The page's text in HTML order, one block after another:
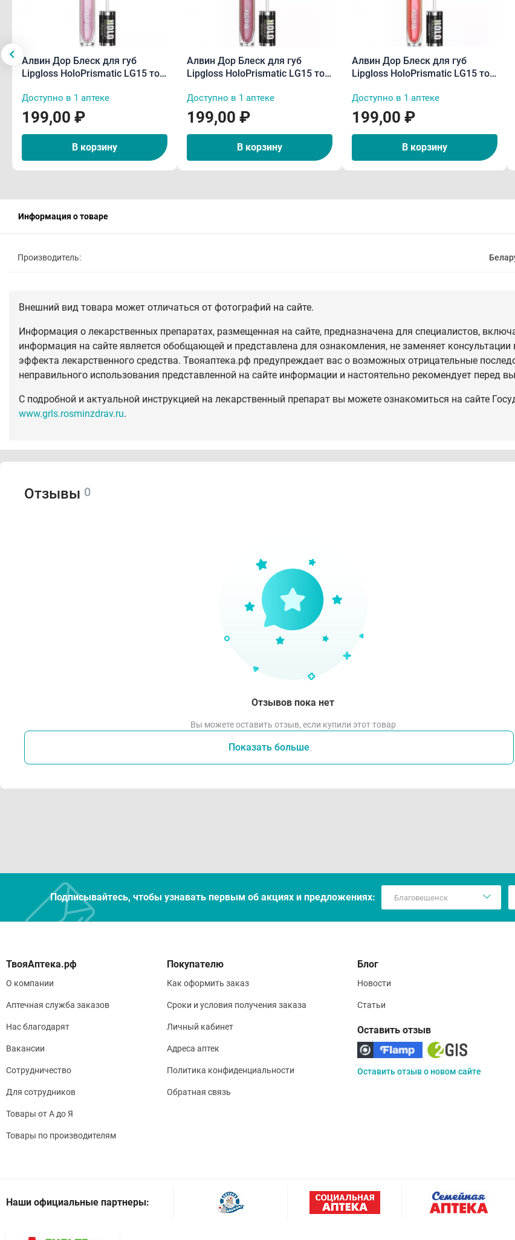
Алвин Дор Блеск для губ
Lipgloss HoloPrismatic LG15 тон
Доступно в 1 аптеке
199,00 ₽
В корзину
Алвин Дор Блеск для губ
Lipgloss HoloPrismatic LG15 тон
Доступно в 1 аптеке
199,00 ₽
В корзину
Алвин Дор Блеск для губ
Lipgloss HoloPrismatic LG15 тон
Доступно в 1 аптеке
199,00 ₽
В корзину
Информация о товаре
Производитель:
Внешний вид товара может отличаться от фотографий на сайте.
Информация о лекарственных препаратах, размещенная на сайте, предназначена для специалистов,
информация на сайте является обобщающей и представлена для ознакомления, не заменяет
эффекта лекарственного средства. Твояаптека.рф предупреждает вас о возможных отрицательные
неправильного использования представленной на сайте информации и настоятельно рекомендует перед
С подробной и актуальной инструкцией на лекарственный препарат вы можете ознакомиться на сайте
www.grls.rosminzdrav.ru.
Отзывы 0
Отзывов пока нет
Вы можете оставить отзыв, если купили этот товар
Показать больше
Подписывайтесь, чтобы узнавать первым об акцияx и предложениях:
О компании
Аптечная служба заказов
Нас благодарят
Вакансии
Сотрудничество
Для сотрудников
Товары от А до Я
Товары по производителям
Покупателю
Как оформить заказ
Сроки и условия получения заказа
Личный кабинет
Адреса аптек
Политика конфиденциальности
Обратная связь
Блог
Новости
Статьи
Оставить отзыв
Оставить отзыв о новом сайте
Наши официальные партнеры: